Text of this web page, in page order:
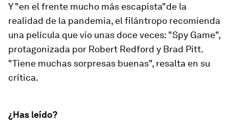
Y"en el frente mucho más escapista"de la
realidad de la pandemia, el filántropo recomienda
una película que vio unas doce veces: "Spy Game",
protagonizada por Robert Redford y Brad Pitt.
"Tiene muchas sorpresas buenas", resalta en su
crítica.
¿Has leído?